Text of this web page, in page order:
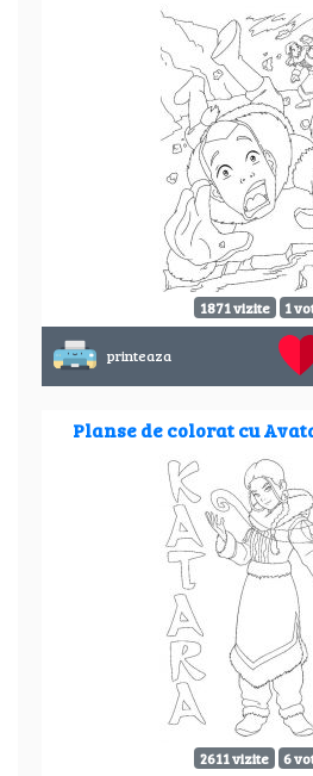
1871 vizite 1
printeaza
Planse de colorat cu
2611 vizite 6